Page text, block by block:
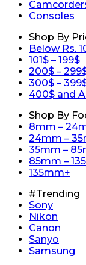
Consoles
Shop By
Below Rs.
101$ – 199$
200$ –
300$ –
400$ and
Shop By
8mm –
24mm –
35mm –
85mm –
135mm+
#Trending
Sony
Nikon
Canon
Sanyo
Samsung